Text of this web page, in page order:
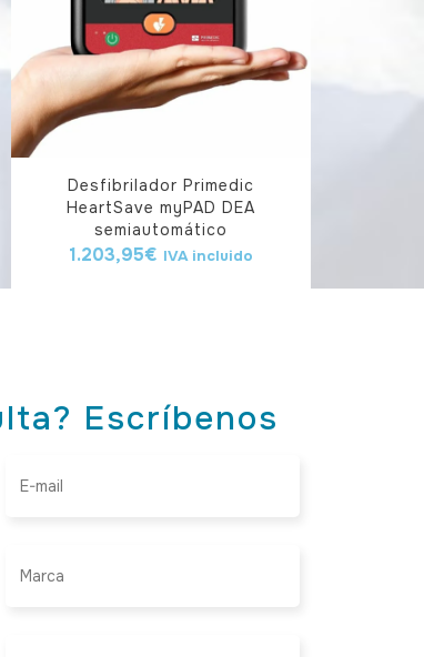
Desfibrilador Primedic
HeartSave myPAD DEA
semiautomático
1.203,95€ IVA incluido
Escríbenos